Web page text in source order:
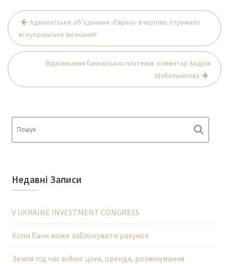
Навігація
записів
Адвокатське об’єднання «Евріка» вчергове отримало
всеукраїнське визнання!
Відкликання банківських платежів: коментар Андрія
Шабельнікова
Недавні Записи
V UKRAINE INVESTMENT CONGRESS
Коли банк може заблокувати рахунок
Земля під час війни: ціни, оренда, розмінування